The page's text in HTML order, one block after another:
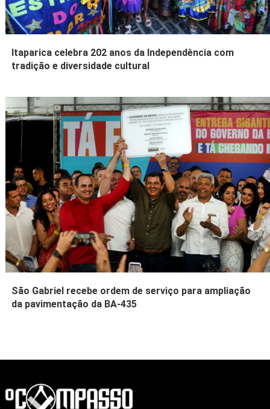
Itaparica celebra 202 anos da Independência com
tradição e diversidade cultural
São Gabriel recebe ordem de serviço para ampliação
da pavimentação da BA-435